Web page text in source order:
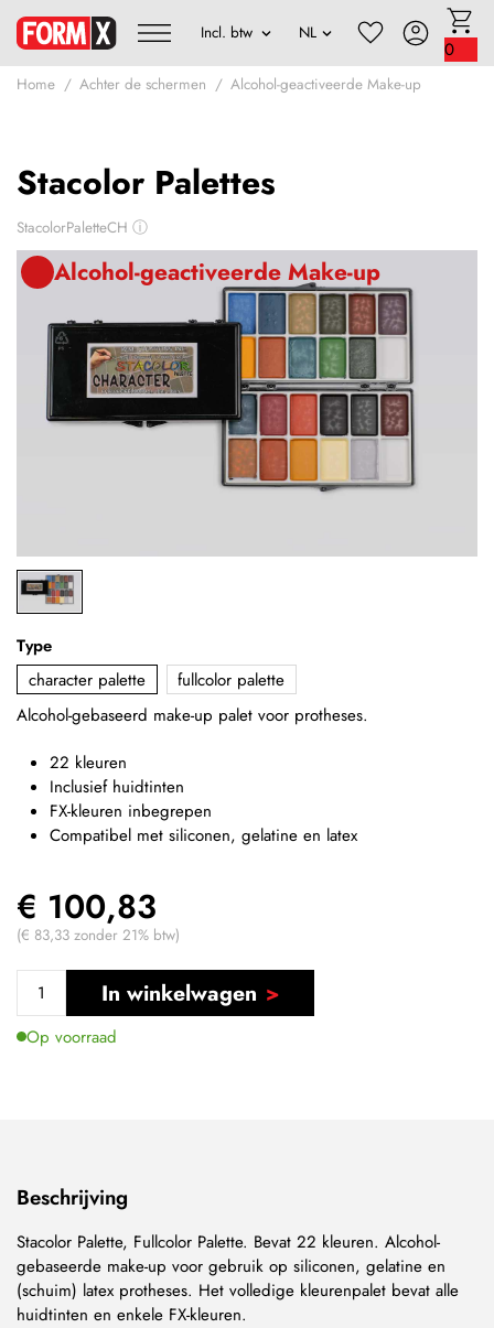
0
Home Achter de schermen Alcohol-geactiveerde Make-up
Stacolor Palettes
StacolorPaletteCH ⓘ
Alcohol-geactiveerde Make-up
Type
character palette
fullcolor palette
Alcohol-gebaseerd make-up palet voor protheses.
22 kleuren
Inclusief huidtinten
FX-kleuren inbegrepen
Compatibel met siliconen, gelatine en latex
€ 100,83
(€ 83,33 zonder 21% btw)
In winkelwagen
Op voorraad
Beschrijving
Stacolor Palette, Fullcolor Palette. Bevat 22 kleuren. Alcohol-
gebaseerde make-up voor gebruik op siliconen, gelatine en
(schuim) latex protheses. Het volledige kleurenpalet bevat alle
huidtinten en enkele FX-kleuren.